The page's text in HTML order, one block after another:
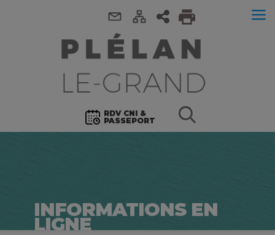
RDV CNI &
PASSEPORT
INFORMATIONS EN
LIGNE